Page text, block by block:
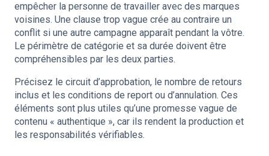
empêcher la personne de travailler avec des marques
voisines. Une clause trop vague crée au contraire un
conflit si une autre campagne apparaît pendant la vôtre.
Le périmètre de catégorie et sa durée doivent être
compréhensibles par les deux parties.
Précisez le circuit d’approbation, le nombre de retours
inclus et les conditions de report ou d’annulation. Ces
éléments sont plus utiles qu’une promesse vague de
contenu « authentique », car ils rendent la production et
les responsabilités vérifiables.